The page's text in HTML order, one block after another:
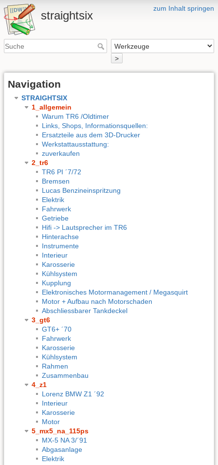
zum Inhalt springen
straightsix
>
Navigation
STRAIGHTSIX
1_allgemein
Warum TR6 /Oldtimer
Links, Shops, Informationsquellen:
Ersatzteile aus dem 3D-Drucker
Werkstattausstattung:
zuverkaufen
2_tr6
TR6 PI ´7/72
Bremsen
Lucas Benzineinspritzung
Elektrik
Fahrwerk
Getriebe
Hifi -> Lautsprecher im TR6
Hinterachse
Instrumente
Interieur
Karosserie
Kühlsystem
Kupplung
Elektronisches Motormanagement / Megasquirt
Motor + Aufbau nach Motorschaden
Abschliessbarer Tankdeckel
3_gt6
GT6+ ´70
Fahrwerk
Karosserie
Kühlsystem
Rahmen
Zusammenbau
4_z1
Lorenz BMW Z1 ´92
Interieur
Karosserie
Motor
5_mx5_na_115ps
MX-5 NA 3/´91
Abgasanlage
Elektrik